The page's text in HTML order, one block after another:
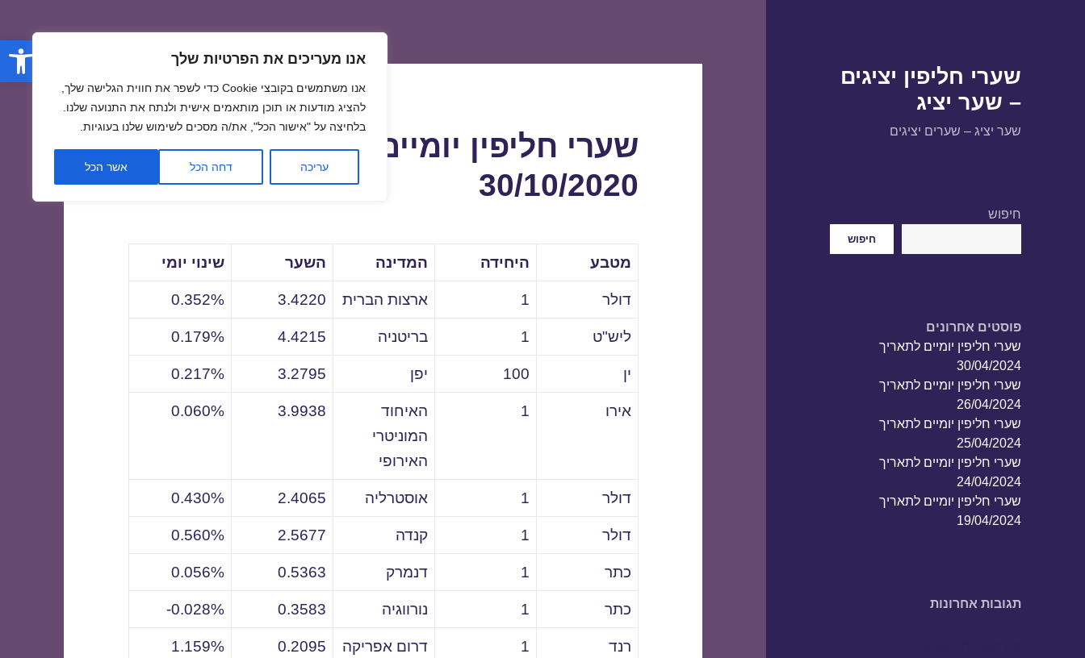
פתח אנו מעריכים את הפרטיות שלך
אנו משתמשים בקובצי Cookie כדי לשפר את חווית הגלישה שלך,
להציג מודעות או תוכן מותאמים אישית ולנתח את התנועה שלנו.
בלחיצה על "אישור הכל", את/ה מסכים לשימוש שלנו בעוגיות.
עריכה דחה הכל אשר הכל
שערי חליפין יציגים
– שער יציג
שער יציג – שערים יציגים
חיפוש
חיפוש
פוסטים אחרונים
שערי חליפין יומיים לתאריך
30/04/2024
שערי חליפין יומיים לתאריך
26/04/2024
שערי חליפין יומיים לתאריך
25/04/2024
שערי חליפין יומיים לתאריך
24/04/2024
שערי חליפין יומיים לתאריך
19/04/2024
תגובות אחרונות
שערי חליפין יומיים לתאריך
30/10/2020
מטבע היחידה המדינה השער שינוי יומי
דולר 1 ארצות הברית 3.4220
0.352%
ליש"ט 1 בריטניה 4.4215
0.179%
ין 100 יפן 3.2795
0.217%
אירו 1
האיחוד
המוניטרי
האירופי
3.9938
0.060%
דולר 1 אוסטרליה 2.4065
0.430%
דולר 1 קנדה 2.5677
0.560%
כתר 1 דנמרק 0.5363
0.056%
כתר 1 נורווגיה 0.3583
0.028%-
רנד 1 דרום אפריקה 0.2095
1.159%